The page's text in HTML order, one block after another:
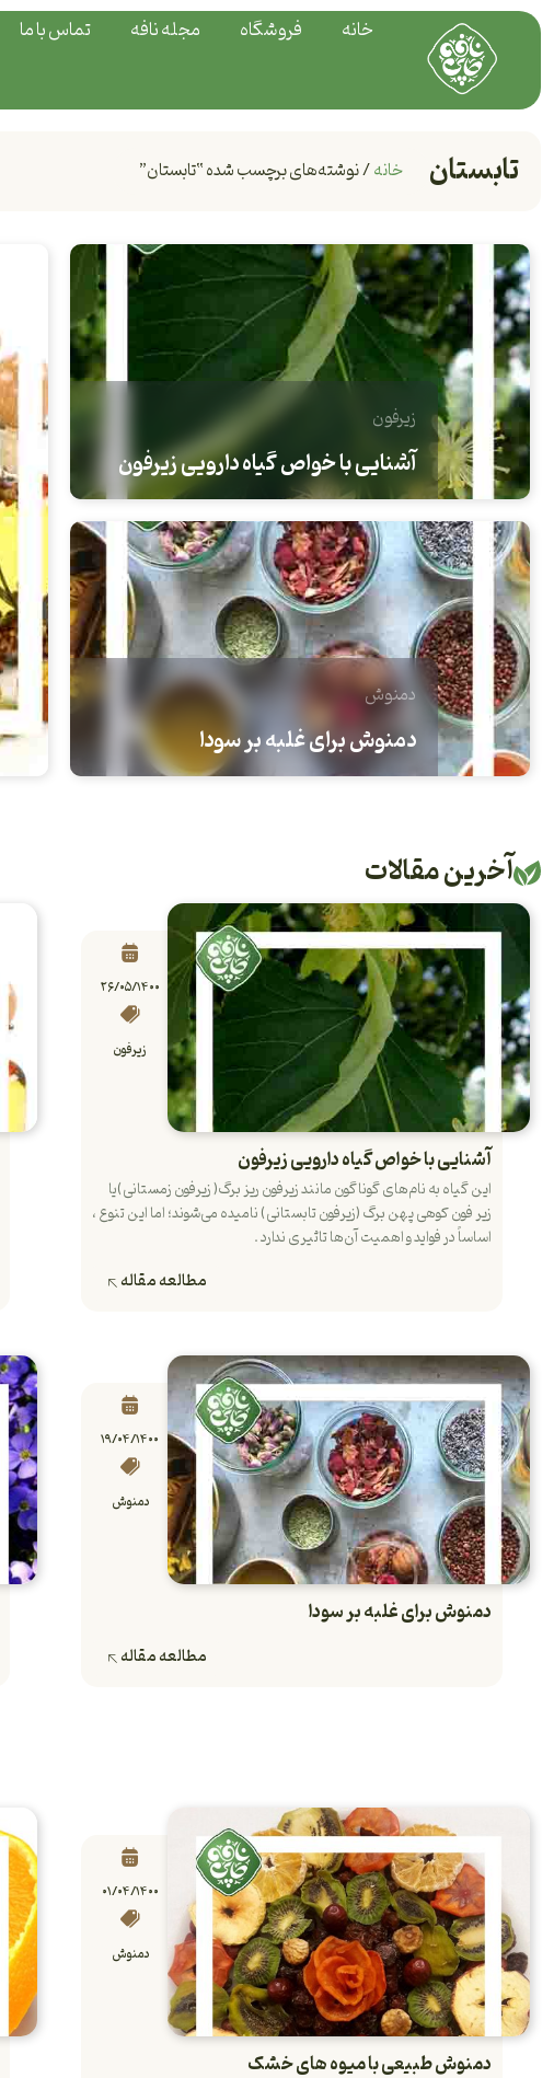
خانه فروشگاه مجله نافه تماس با ما
تابستان خانه/ نوشته‌های برچسب شده “تابستان”
زیرفون
آشنایی با خواص گیاه دارویی زیرفون
دمنوش
دمنوش برای غلبه بر سودا
آخرین مقالات
۲۶/۰۵/۱۴۰۰
زیرفون
آشنایی با خواص گیاه دارویی زیرفون
این گیاه به نام‌های گوناگون مانند زیرفون ریز برگ( زیرفون زمستانی)یا
زیر فون کوهی پهن برگ (زیرفون تابستانی) نامیده می‌شوند؛ اما این تنوع ،
اساساً در فواید و اهمیت آن‌ها تاثیری ندارد .
مطالعه مقاله
۱۹/۰۴/۱۴۰۰
دمنوش
دمنوش برای غلبه بر سودا
مطالعه مقاله
۰۱/۰۴/۱۴۰۰
دمنوش
دمنوش طبیعی با میوه‌‌ های خشک